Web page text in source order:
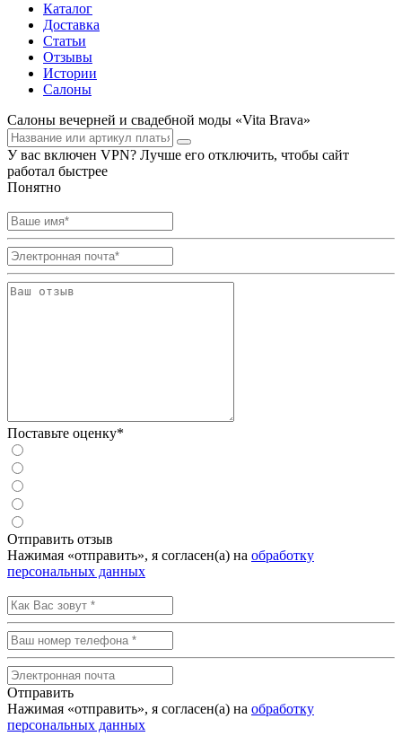
Каталог
Доставка
Статьи
Отзывы
Истории
Салоны
Салоны вечерней и свадебной моды «Vita Brava»
У вас включен VPN? Лучше его отключить, чтобы сайт
работал быстрее
Понятно
Поставьте оценку*
Отправить отзыв
Нажимая «отправить», я согласен(а) на обработку
персональных данных
Отправить
Нажимая «отправить», я согласен(а) на обработку
персональных данных